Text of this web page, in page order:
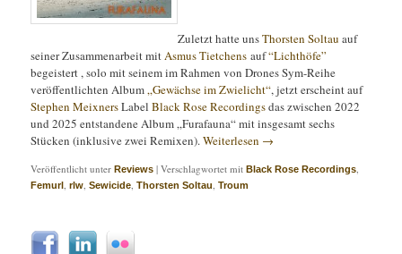
Zuletzt hatte unsThorsten Soltau auf
seiner Zusammenarbeit mitAsmus Tietchens auf“Lichthöfe”
begeistert , solo mit seinem im Rahmen von Drones Sym-Reihe
veröffentlichten Album„Gewächse im Zwielicht“, jetzt erscheint auf
Stephen MeixnersLabelBlack Rose Recordingsdas zwischen 2022
und 2025 entstandene Album „Furafauna“ mit insgesamt sechs
Stücken (inklusive zwei Remixen).Weiterlesen →
Veröffentlicht unter Reviews |Verschlagwortet mit Black Rose Recordings
Femurl ,rlw ,Sewicide ,Thorsten Soltau ,Troum